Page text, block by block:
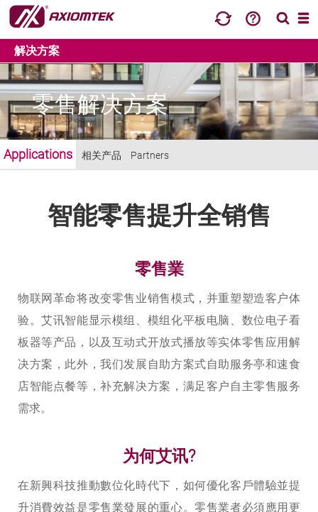
解决方案
零售解决方案
Applications 相关产品 Partners
智能零售提升全销售
零售業
物联网革命将改变零售业销售模式，并重塑塑造客户体
验。艾讯智能显示模组、模组化平板电脑、数位电子看
板器等产品，以及互动式开放式播放等实体零售应用解
决方案，此外，我们发展自助方案式自助服务亭和速食
店智能点餐等，补充解决方案，满足客户自主零售服务
需求。
为何艾讯?
在新興科技推動數位化時代下，如何優化客戶體驗並提
升消費效益是零售業發展的重心。零售業者必須應用更